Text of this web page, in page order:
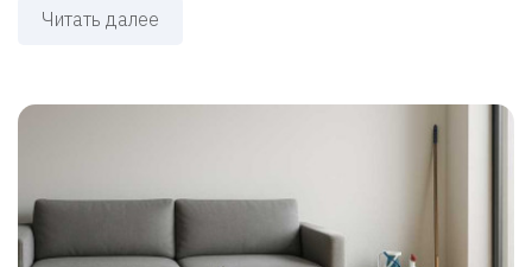
Читать далее